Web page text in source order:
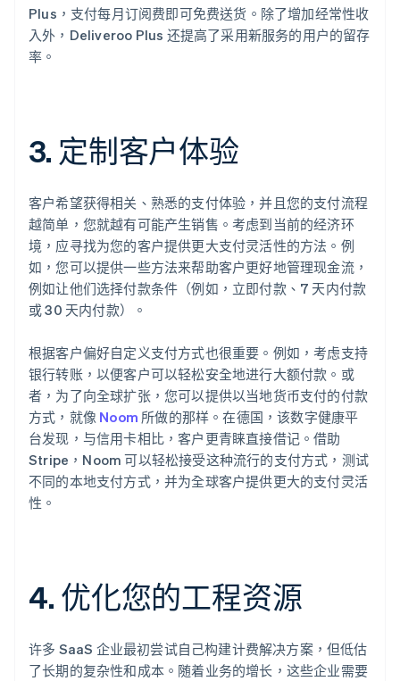
Plus，支付每月订阅费即可免费送货。除了增加经常性收
入外，Deliveroo Plus 还提高了采用新服务的用户的留存
率。
3. 定制客户体验
客户希望获得相关、熟悉的支付体验，并且您的支付流程
越简单，您就越有可能产生销售。考虑到当前的经济环
境，应寻找为您的客户提供更大支付灵活性的方法。例
如，您可以提供一些方法来帮助客户更好地管理现金流，
例如让他们选择付款条件（例如，立即付款、7 天内付款
或 30 天内付款）。
根据客户偏好自定义支付方式也很重要。例如，考虑支持
银行转账，以便客户可以轻松安全地进行大额付款。或
者，为了向全球扩张，您可以提供以当地货币支付的付款
方式，就像 Noom 所做的那样。在德国，该数字健康平
台发现，与信用卡相比，客户更青睐直接借记。借助
Stripe，Noom 可以轻松接受这种流行的支付方式，测试
不同的本地支付方式，并为全球客户提供更大的支付灵活
性。
4. 优化您的工程资源
许多 SaaS 企业最初尝试自己构建计费解决方案，但低估
了长期的复杂性和成本。随着业务的增长，这些企业需要